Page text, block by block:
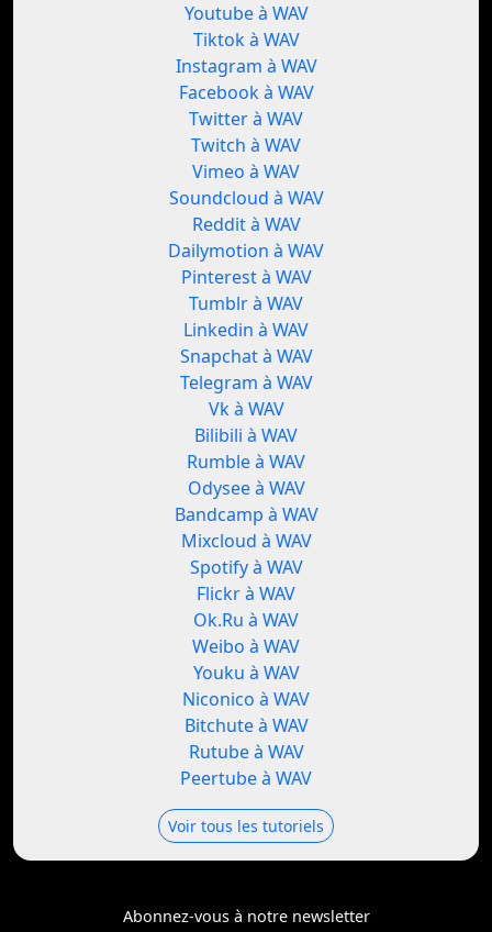
Youtube à WAV
Tiktok à WAV
Instagram à WAV
Facebook à WAV
Twitter à WAV
Twitch à WAV
Vimeo à WAV
Soundcloud à WAV
Reddit à WAV
Dailymotion à WAV
Pinterest à WAV
Tumblr à WAV
Linkedin à WAV
Snapchat à WAV
Telegram à WAV
Vk à WAV
Bilibili à WAV
Rumble à WAV
Odysee à WAV
Bandcamp à WAV
Mixcloud à WAV
Spotify à WAV
Flickr à WAV
Ok.Ru à WAV
Weibo à WAV
Youku à WAV
Niconico à WAV
Bitchute à WAV
Rutube à WAV
Peertube à WAV
Voir tous les tutoriels
Abonnez-vous à notre newsletter